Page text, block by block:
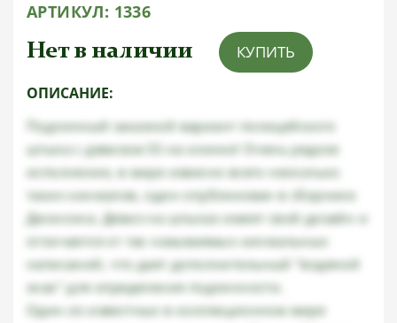
АРТИКУЛ: 1336
Нет в наличии КУПИТЬ
ОПИСАНИЕ:
Подлинный заказной вариант полицейского
штыка с девизом SS на клинке! Очень редкое
исполнение, в мире извесно всего несколько
таких кинжалов, один опубликован в сборнике
Джонсона. Девиз на штыках имеет свой дизайн и
отличается от так называемых кинжальных
написаний, что дает дополнительный "водяной
знак" для определения подлинности.
Один из известных в коллекционном мире